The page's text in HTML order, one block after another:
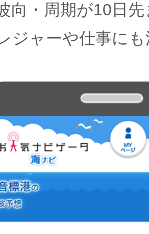
向・周期が10日
ジャーや仕事に